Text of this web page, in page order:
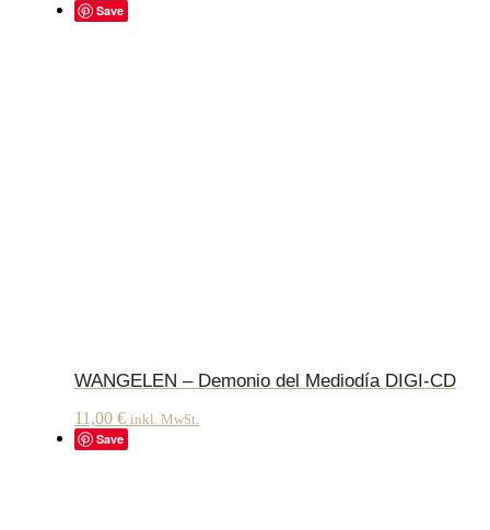
Save
WANGELEN – Demonio del Mediodía DIGI-CD
11,00 € inkl. MwSt.
Save